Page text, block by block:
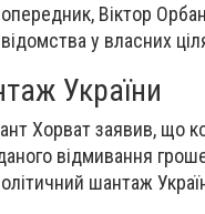
Віктор
у власних
України
Хорват заявив, що
відмивання
шантаж